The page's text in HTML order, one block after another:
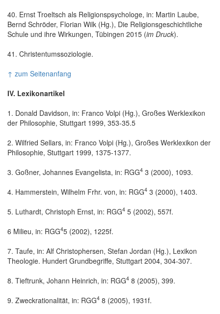
40. Ernst Troeltsch als Religionspsychologe, in: Martin Laube,
Bernd Schröder, Florian Wilk (Hg.), Die Religionsgeschichtliche
Schule und ihre Wirkungen, Tübingen 2015 (im Druck).
41. Christentumssoziologie.
↑ zum Seitenanfang
IV. Lexikonartikel
1. Donald Davidson, in: Franco Volpi (Hg.), Großes Werklexikon
der Philosophie, Stuttgart 1999, 353-35.5
2. Wilfried Sellars, in: Franco Volpi (Hg.), Großes Werklexikon der
Philosophie, Stuttgart 1999, 1375-1377.
3. Goßner, Johannes Evangelista, in: RGG4 3 (2000), 1093.
4. Hammerstein, Wilhelm Frhr. von, in: RGG4 3 (2000), 1403.
5. Luthardt, Christoph Ernst, in: RGG4 5 (2002), 557f.
6 Milieu, in: RGG45 (2002), 1225f.
7. Taufe, in: Alf Christophersen, Stefan Jordan (Hg.), Lexikon
Theologie. Hundert Grundbegriffe, Stuttgart 2004, 304-307.
8. Tieftrunk, Johann Heinrich, in: RGG4 8 (2005), 399.
9. Zweckrationalität, in: RGG4 8 (2005), 1931f.